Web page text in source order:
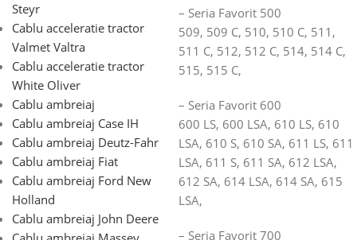
Steyr
Cablu acceleratie tractor
Valmet Valtra
Cablu acceleratie tractor
White Oliver
Cablu ambreiaj
Cablu ambreiaj Case IH
Cablu ambreiaj Deutz-Fahr
Cablu ambreiaj Fiat
Cablu ambreiaj Ford New
Holland
Cablu ambreiaj John Deere
– Seria Favorit 500
509, 509 C, 510, 510 C, 511,
511 C, 512, 512 C, 514, 514 C,
515, 515 C,
– Seria Favorit 600
600 LS, 600 LSA, 610 LS, 610
LSA, 610 S, 610 SA, 611 LS, 611
LSA, 611 S, 611 SA, 612 LSA,
612 SA, 614 LSA, 614 SA, 615
LSA,
– Seria Favorit 700